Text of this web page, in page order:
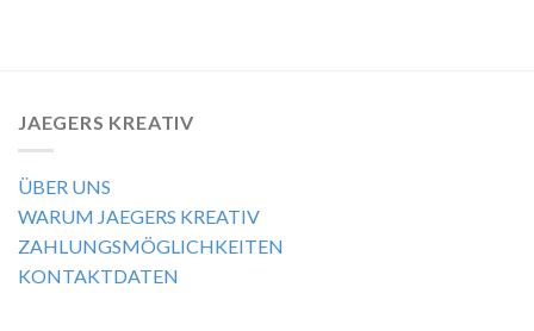
JAEGERS KREATIV
ÜBER UNS
WARUM JAEGERS KREATIV
ZAHLUNGSMÖGLICHKEITEN
KONTAKTDATEN